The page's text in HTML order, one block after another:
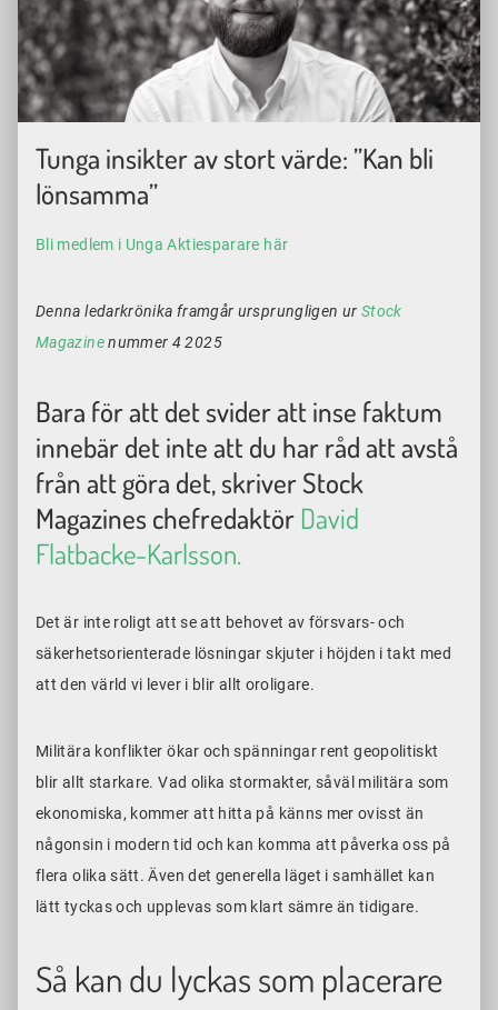
Tunga insikter av stort värde: ”Kan bli
lönsamma”
Bli medlem i Unga Aktiesparare här
Denna ledarkrönika framgår ursprungligen ur Stock
Magazinenummer 4 2025
Bara för att det svider att inse faktum
innebär det inte att du har råd att avstå
från att göra det, skriver Stock
Magazines chefredaktör David
Flatbacke-Karlsson.
Det är inte roligt att se att behovet av försvars- och
säkerhetsorienterade lösningar skjuter i höjden i takt med
att den värld vi lever i blir allt oroligare.
Militära konflikter ökar och spänningar rent geopolitiskt
blir allt starkare. Vad olika stormakter, såväl militära som
ekonomiska, kommer att hitta på känns mer ovisst än
någonsin i modern tid och kan komma att påverka oss på
flera olika sätt. Även det generella läget i samhället kan
lätt tyckas och upplevas som klart sämre än tidigare.
Så kan du lyckas som placerare